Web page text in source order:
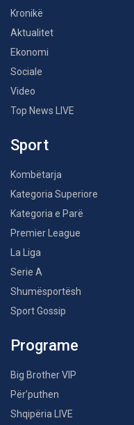
Kronikë
Aktualitet
Ekonomi
Sociale
Video
Top News LIVE
Sport
Kombëtarja
Kategoria Superiore
Kategoria e Parë
Premier League
La Liga
Serie A
Shumësportësh
Sport Gossip
Programe
Big Brother VIP
Për’puthen
Shqipëria LIVE